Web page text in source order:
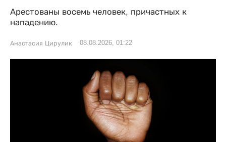
Арестованы восемь человек, причастных к
нападению.
Анастасия Цирулик 08.08.2026, 01:22